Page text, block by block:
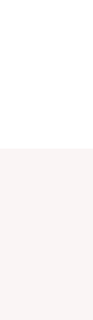
Chemical
challenge